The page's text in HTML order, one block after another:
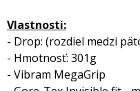
Vlastnosti:
- Drop: (rozdiel medzi
- Hmotnosť: 301g
- Vibram MegaGrip